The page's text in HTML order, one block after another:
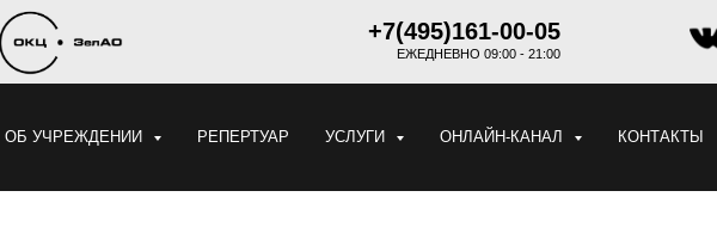
+7(495)161-00-05
ЕЖЕДНЕВНО 09:00 - 21:00
ОБ УЧРЕЖДЕНИИ РЕПЕРТУАР УСЛУГИ ОНЛАЙН-КАНАЛ КОНТАКТЫ